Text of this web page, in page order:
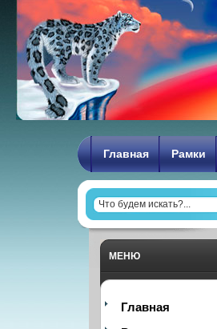
Главная Рамки
МЕНЮ
Главная